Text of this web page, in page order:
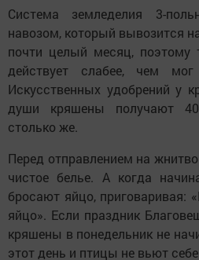
Система земледелия 3-
навозом, который вывозится
почти целый месяц, поэтому
действует слабее, чем
Искусственных удобрений у
души кряшены получают
столько же.
Перед отправлением на
чистое белье. А когда
бросают яйцо, приговаривая:
яйцо». Если праздник
кряшены в понедельник не
этот день и птицы не вьют себе